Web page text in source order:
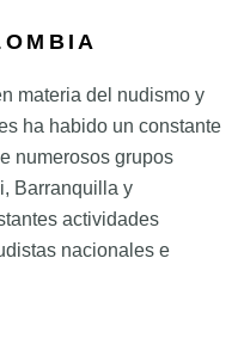
materia del nudismo y
ha habido un constante
numerosos grupos
Barranquilla y
actividades
nacionales e